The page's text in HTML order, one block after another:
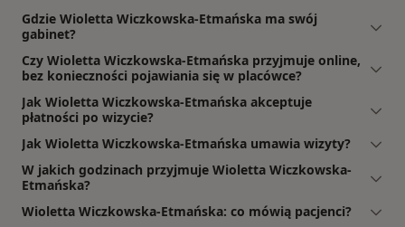
Gdzie Wioletta Wiczkowska-Etmańska ma swój
gabinet?
Czy Wioletta Wiczkowska-Etmańska przyjmuje online,
bez konieczności pojawiania się w placówce?
Jak Wioletta Wiczkowska-Etmańska akceptuje
płatności po wizycie?
Jak Wioletta Wiczkowska-Etmańska umawia wizyty?
W jakich godzinach przyjmuje Wioletta Wiczkowska-
Etmańska?
Wioletta Wiczkowska-Etmańska: co mówią pacjenci?